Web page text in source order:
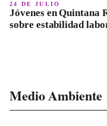
24 DE JULIO
Jóvenes en
sobre estabilidad
Medio Ambiente